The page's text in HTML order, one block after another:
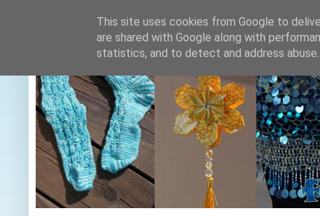
This site uses cookies from Google to
are shared with Google along with
statistics, and to detect and address abuse.